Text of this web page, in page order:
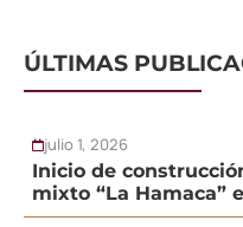
ÚLTIMAS
julio 1, 2026
Inicio de
mixto “La Hamaca”